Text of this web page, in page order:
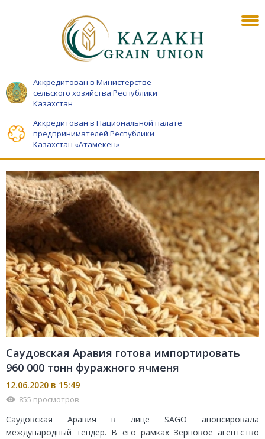
Аккредитован в Министерстве
сельского хозяйства Республики
Казахстан
Аккредитован в Национальной палате
предпринимателей Республики
Казахстан «Атамекен»
Саудовская Аравия готова импортировать
960 000 тонн фуражного ячменя
12.06.2020 в 15:49
855 просмотров
Саудовская Аравия в лице SAGO анонсировала
международный тендер. В его рамках Зерновое агентство